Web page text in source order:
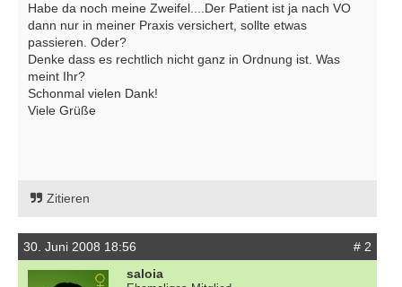
Habe da noch meine Zweifel....Der Patient ist ja nach VO
dann nur in meiner Praxis versichert, sollte etwas
passieren. Oder?
Denke dass es rechtlich nicht ganz in Ordnung ist. Was
meint Ihr?
Schonmal vielen Dank!
Viele Grüße
Zitieren
30. Juni 2008 18:56
# 2
saloia